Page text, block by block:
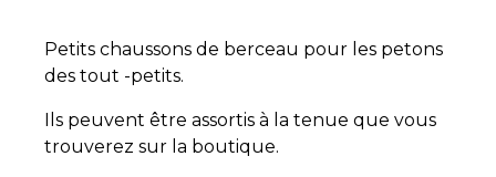
Petits chaussons de berceau pour les petons
des tout -petits.
Ils peuvent être assortis à la tenue que vous
trouverez sur la boutique.